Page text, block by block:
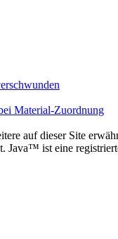
Material-Zuordnung
auf dieser Site
Java™ ist eine